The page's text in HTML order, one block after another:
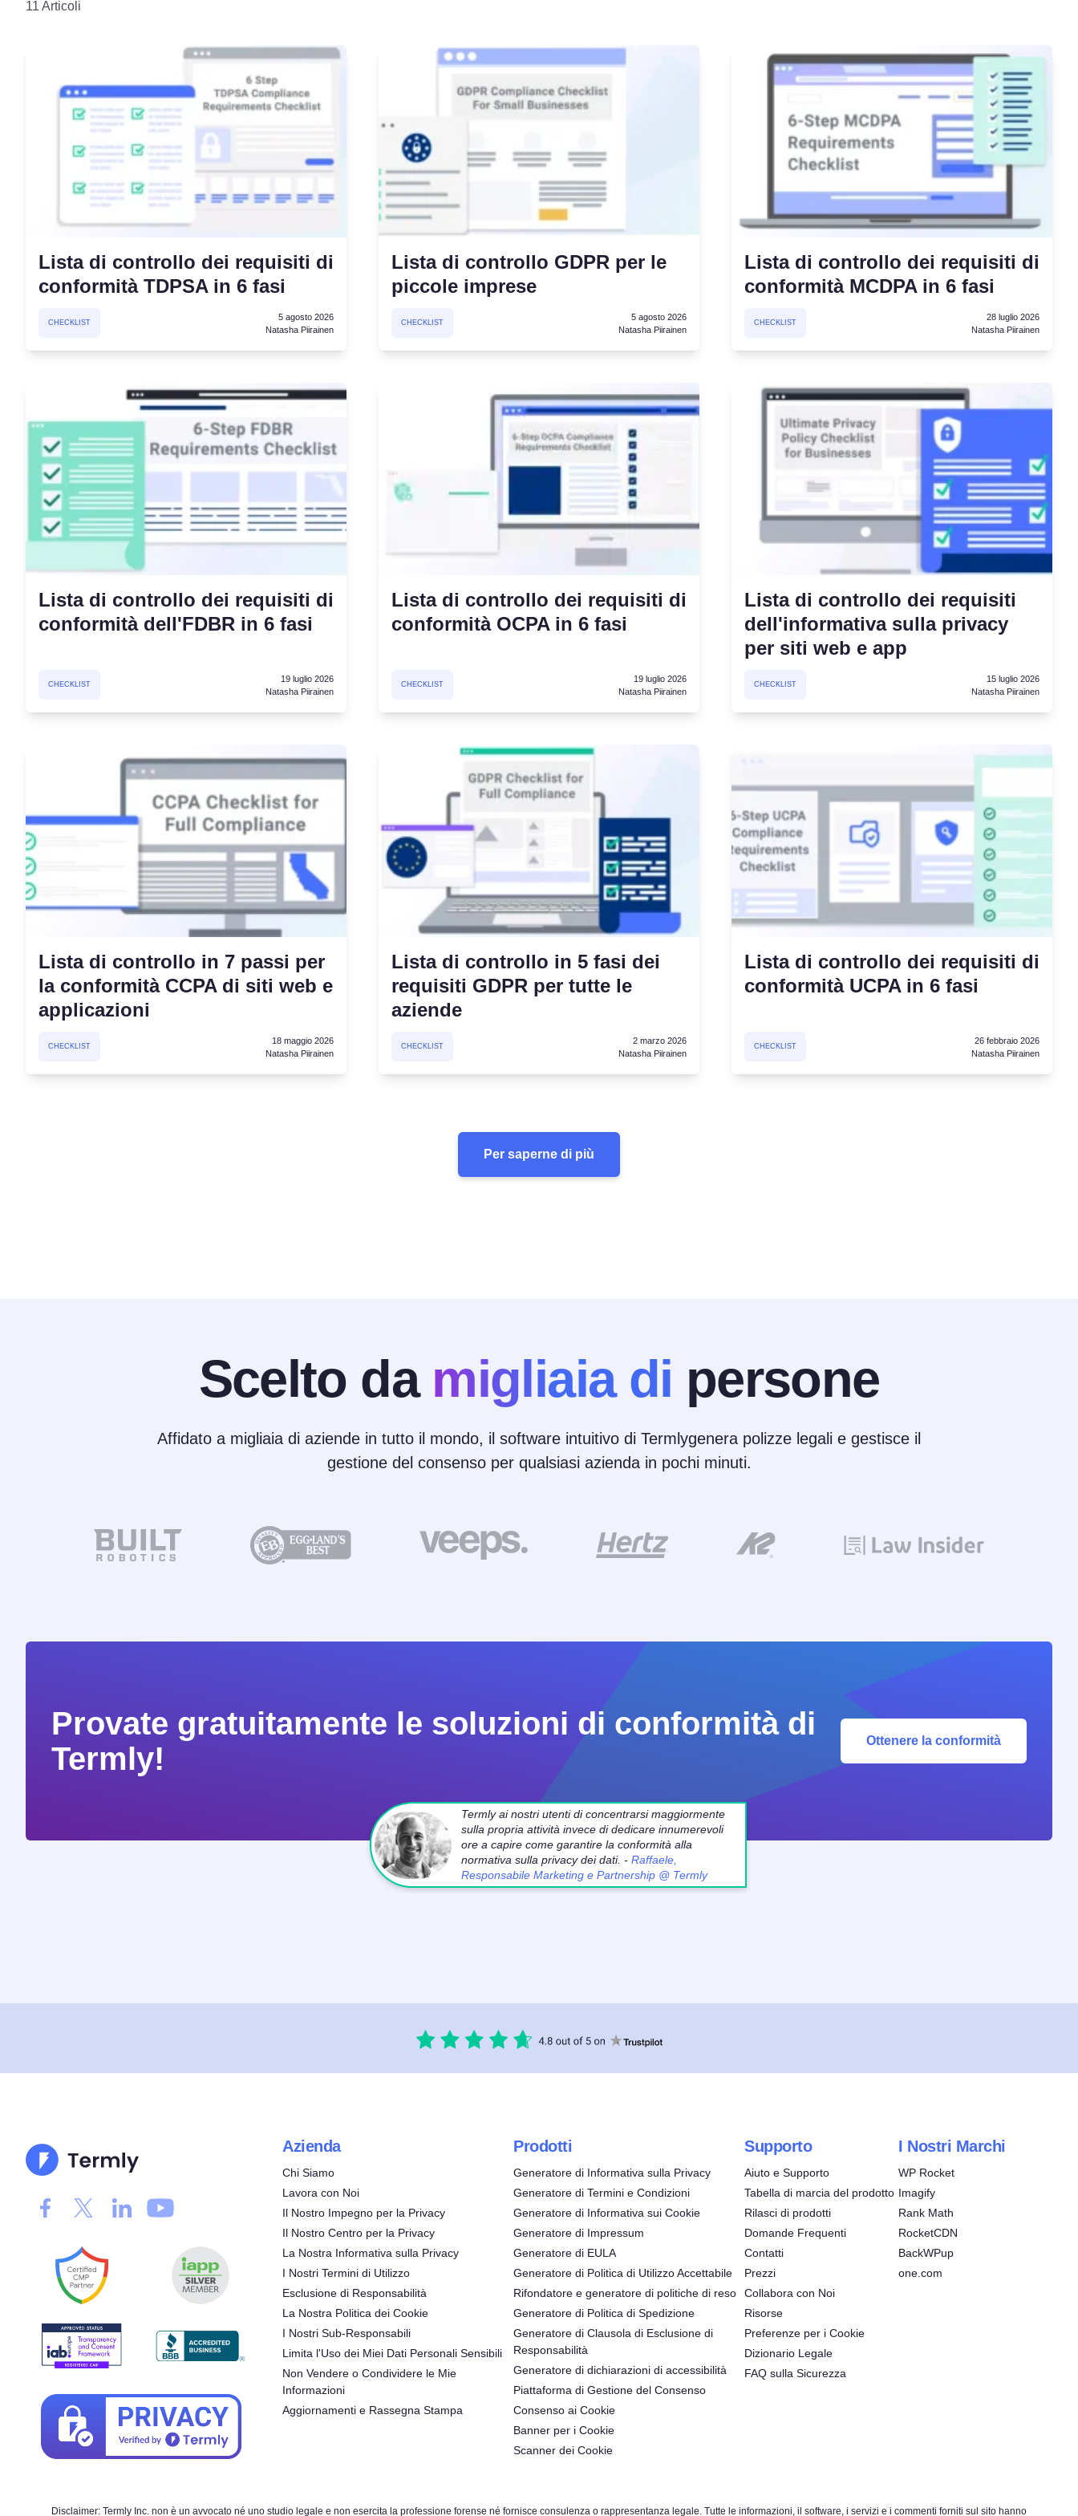
Consenso
Consenso ai Cookie
Ottieni il consenso e gestisci le preferenze sui
Scanner dei Cookie
Scansiona e classifica i tuoi cookie
Generatore di banner per cookie
Crea un banner per i cookie conforme
11 Articoli
Lista di controllo dei requisiti di
conformità TDPSA in 6 fasi
CHECKLIST
5 agosto 2026
Natasha Piirainen
Lista di controllo GDPR per le
piccole imprese
CHECKLIST
5 agosto 2026
Natasha Piirainen
Lista di controllo dei requisiti di
conformità MCDPA in 6 fasi
CHECKLIST
28 luglio 2026
Natasha Piirainen
Lista di controllo dei requisiti di
conformità dell'FDBR in 6 fasi
CHECKLIST
19 luglio 2026
Natasha Piirainen
Lista di controllo dei requisiti di
conformità OCPA in 6 fasi
CHECKLIST
19 luglio 2026
Natasha Piirainen
Lista di controllo dei requisiti
dell'informativa sulla privacy
per siti web e app
CHECKLIST
15 luglio 2026
Natasha Piirainen
Lista di controllo in 7 passi per
la conformità CCPA di siti web e
applicazioni
CHECKLIST
18 maggio 2026
Natasha Piirainen
Lista di controllo in 5 fasi dei
requisiti GDPR per tutte le
aziende
CHECKLIST
2 marzo 2026
Natasha Piirainen
Lista di controllo dei requisiti di
conformità UCPA in 6 fasi
CHECKLIST
26 febbraio 2026
Natasha Piirainen
Per saperne di più
Scelto da migliaia di persone
Affidato a migliaia di aziende in tutto il mondo, il software intuitivo di Termlygenera polizze legali e gestisce il
gestione del consenso per qualsiasi azienda in pochi minuti.
Provate gratuitamente le soluzioni di conformità di
Termly!
Ottenere la conformità
Termly ai nostri utenti di concentrarsi maggiormente
sulla propria attività invece di dedicare innumerevoli
ore a capire come garantire la conformità alla
normativa sulla privacy dei dati. - Raffaele,
Responsabile Marketing e Partnership @ Termly
Azienda
Chi Siamo
Lavora con Noi
Il Nostro Impegno per la Privacy
Il Nostro Centro per la Privacy
La Nostra Informativa sulla Privacy
I Nostri Termini di Utilizzo
Esclusione di Responsabilità
La Nostra Politica dei Cookie
I Nostri Sub-Responsabili
Limita l'Uso dei Miei Dati Personali Sensibili
Non Vendere o Condividere le Mie
Informazioni
Aggiornamenti e Rassegna Stampa
Prodotti
Generatore di Informativa sulla Privacy
Generatore di Termini e Condizioni
Generatore di Informativa sui Cookie
Generatore di Impressum
Generatore di EULA
Generatore di Politica di Utilizzo Accettabile
Rifondatore e generatore di politiche di reso
Generatore di Politica di Spedizione
Generatore di Clausola di Esclusione di
Responsabilità
Generatore di dichiarazioni di accessibilità
Piattaforma di Gestione del Consenso
Consenso ai Cookie
Banner per i Cookie
Scanner dei Cookie
Supporto
Aiuto e Supporto
Tabella di marcia del prodotto
Rilasci di prodotti
Domande Frequenti
Contatti
Prezzi
Collabora con Noi
Risorse
Preferenze per i Cookie
Dizionario Legale
FAQ sulla Sicurezza
I Nostri Marchi
WP Rocket
Imagify
Rank Math
RocketCDN
BackWPup
one.com
Disclaimer: Termly Inc. non è un avvocato né uno studio legale e non esercita la professione forense né fornisce consulenza o rappresentanza legale. Tutte le informazioni, il software, i servizi e i commenti forniti sul sito hanno